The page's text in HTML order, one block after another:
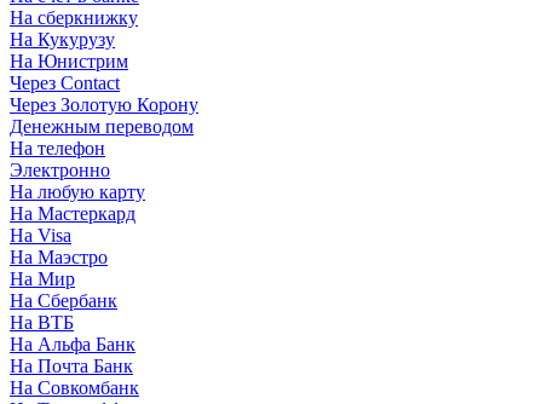
На сберкнижку
На Кукурузу
На Юнистрим
Через Contact
Через Золотую Корону
Денежным переводом
На телефон
Электронно
На любую карту
На Мастеркард
На Visa
На Маэстро
На Мир
На Сбербанк
На ВТБ
На Альфа Банк
На Почта Банк
На Совкомбанк